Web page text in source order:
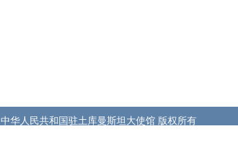
中华人民共和国驻土库曼斯坦大使馆 版权所有